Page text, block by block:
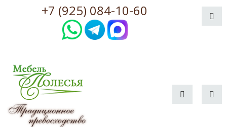
+7 (925) 084-10-60